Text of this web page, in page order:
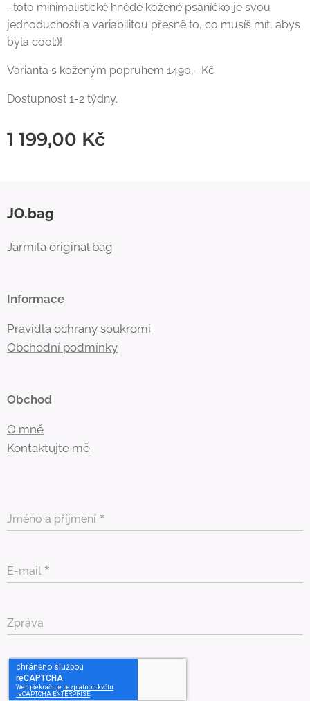
...toto minimalistické hnědé kožené psaníčko je svou
jednoduchostí a variabilitou přesně to, co musíš mít, abys
byla cool:)!
Varianta s koženým popruhem 1490,- Kč
Dostupnost 1-2 týdny.
1 199,00 Kč
JO.bag
Jarmila original bag
Informace
Pravidla ochrany soukromí
Obchodní podmínky
Obchod
O mně
Kontaktujte mě
Jméno a příjmení
E-mail
Zpráva